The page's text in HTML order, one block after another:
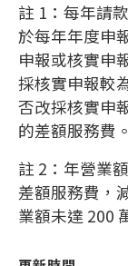
註 1：每年請
於每年年度申
申報或核實申
採核實申報較
否改採核實申
的差額服務費。
註 2：年營業
差額服務費，
業額未達 200